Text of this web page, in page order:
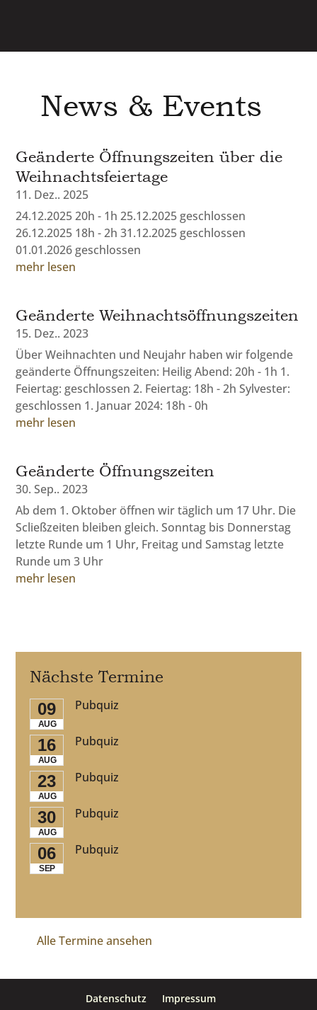
News & Events
Geänderte Öffnungszeiten über die
Weihnachtsfeiertage
11. Dez.. 2025
24.12.2025 20h - 1h 25.12.2025 geschlossen
26.12.2025 18h - 2h 31.12.2025 geschlossen
01.01.2026 geschlossen
mehr lesen
Geänderte Weihnachtsöffnungszeiten
15. Dez.. 2023
Über Weihnachten und Neujahr haben wir folgende
geänderte Öffnungszeiten: Heilig Abend: 20h - 1h 1.
Feiertag: geschlossen 2. Feiertag: 18h - 2h Sylvester:
geschlossen 1. Januar 2024: 18h - 0h
mehr lesen
Geänderte Öffnungszeiten
30. Sep.. 2023
Ab dem 1. Oktober öffnen wir täglich um 17 Uhr. Die
Scließzeiten bleiben gleich. Sonntag bis Donnerstag
letzte Runde um 1 Uhr, Freitag und Samstag letzte
Runde um 3 Uhr
mehr lesen
Nächste Termine
09
AUG
Pubquiz
16
AUG
Pubquiz
23
AUG
Pubquiz
30
AUG
Pubquiz
06
SEP
Pubquiz
Alle Termine ansehen
Datenschutz Impressum